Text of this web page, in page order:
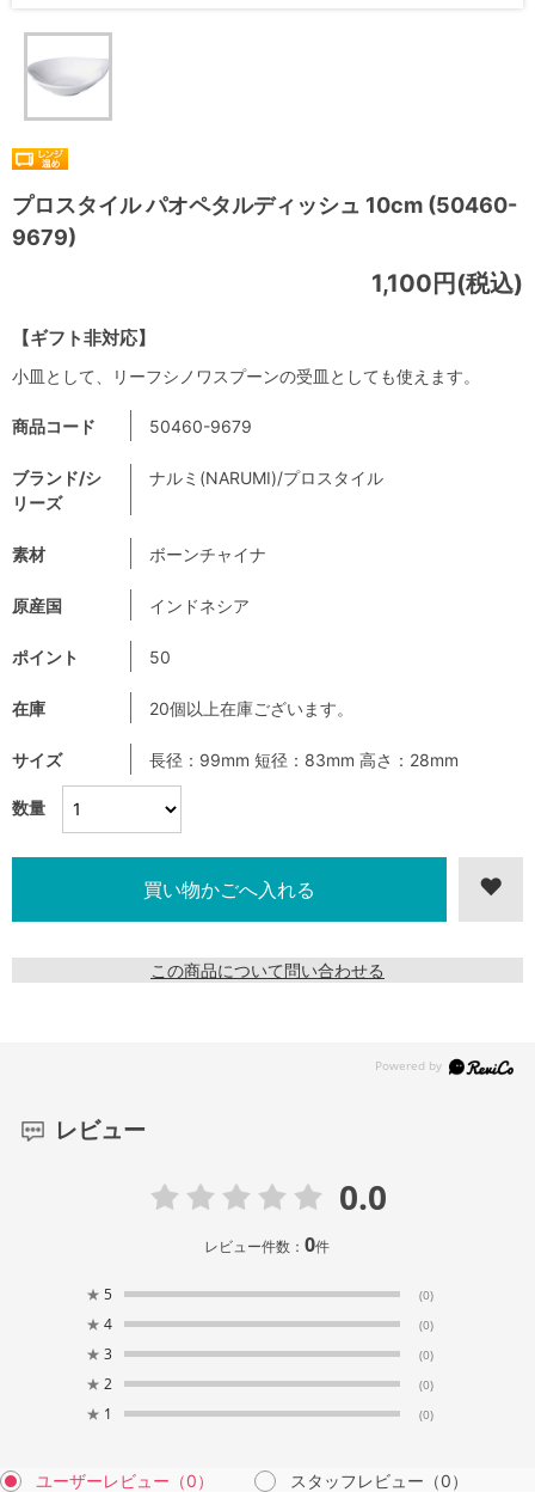
プロスタイル パオペタルディッシュ 10cm (50460-
9679)
【ギフト非対応】
1,100円(税込)
数量
商品コード 50460-9679
ブランド/シ
リーズ
ナルミ(NARUMI)/プロスタイル
素材 ボーンチャイナ
原産国 インドネシア
ポイント 50
在庫 20個以上在庫ございます。
サイズ 長径：99mm 短径：83mm 高さ：28mm
この商品について問い合わせる
小皿として、リーフシノワスプーンの受皿としても使えます。
レビュー
0.0
レビュー件数：0件
★ 5 (0)
★ 4 (0)
★ 3 (0)
★ 2 (0)
★ 1 (0)
ユーザーレビュー （0） スタッフレビュー （0）